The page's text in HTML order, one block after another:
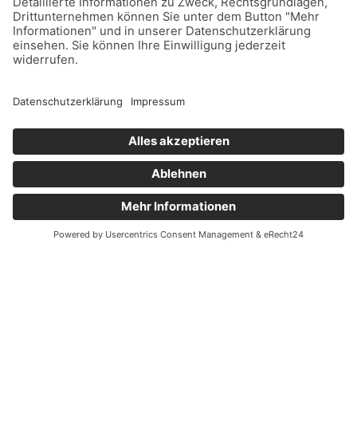
Kinder von 4 bis 12 Jahren zahlen die Hälfte
Kleinkinder bis einschließlich 3 Jahren sind von
uns eingeladen.
‚Rundum-Sorglos‘ Paket – ideal für ein
unbeschwertes Genuss-Erlebnis:
Zum Empfang:Prosecco und Orangensaft
(Servierpauschale) zzgl.2,00 €pro Person